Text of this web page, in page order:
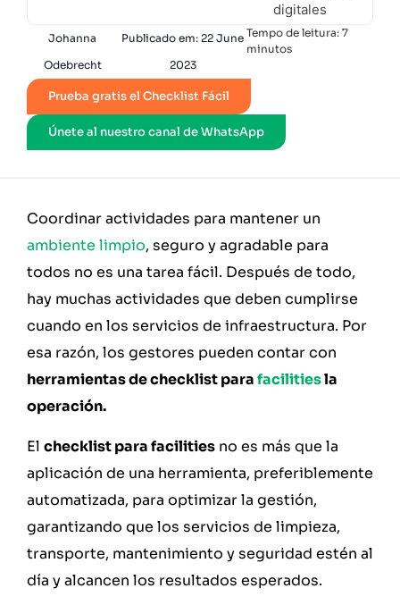
digitales
Johanna
Odebrecht
Publicado em: 22 June
2023
Tempo de leitura: 7
minutos
Prueba gratis el Checklist Fácil
Únete al nuestro canal de WhatsApp
Coordinar actividades para mantener un
ambiente limpio, seguro y agradable para
todos no es una tarea fácil. Después de todo,
hay muchas actividades que deben cumplirse
cuando en los servicios de infraestructura. Por
esa razón, los gestores pueden contar con
herramientas de checklist parafacilitiesla
operación.
El checklist para facilities no es más que la
aplicación de una herramienta, preferiblemente
automatizada, para optimizar la gestión,
garantizando que los servicios de limpieza,
transporte, mantenimiento y seguridad estén al
día y alcancen los resultados esperados.